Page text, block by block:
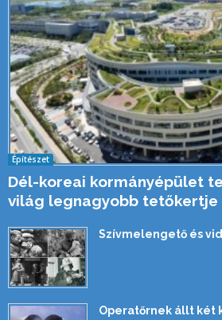
Építészet
Dél-koreai kormányépület
világ legnagyobb tetőkertje
Szívmelengető és
Operatőrnek állt két